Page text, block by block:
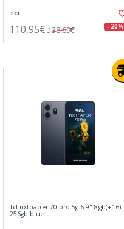
TCL
110,95€ 138,69€ - 20%
Tcl nxtpaper 70 pro 5g 6.9" 8gb(+16)
256gb blue